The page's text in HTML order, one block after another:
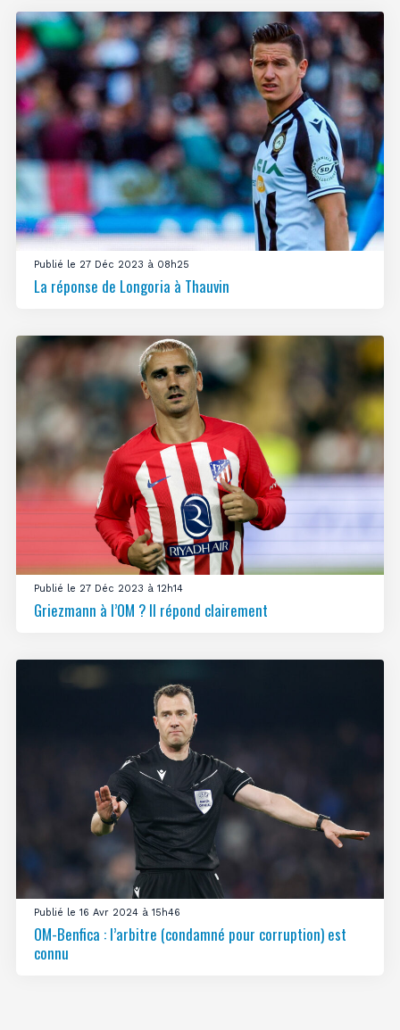
Publié le 27 Déc 2023 à 08h25
La réponse de Longoria à Thauvin
Publié le 27 Déc 2023 à 12h14
Griezmann à l’OM ? Il répond clairement
Publié le 16 Avr 2024 à 15h46
OM-Benfica : l’arbitre (condamné pour corruption) est
connu